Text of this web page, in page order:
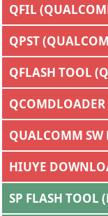
QFIL
QPST
QFLASH TOOL
QUALCOMM
HIUYE
SP FLASH TOOL